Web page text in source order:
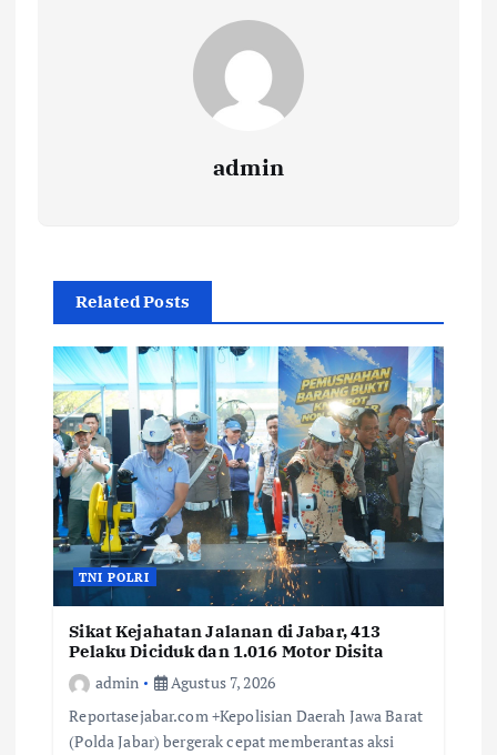
admin
Related Posts
TNI POLRI
Sikat Kejahatan Jalanan di Jabar, 413
Pelaku Diciduk dan 1.016 Motor Disita
admin
Agustus 7, 2026
Reportasejabar.com +Kepolisian Daerah Jawa Barat
(Polda Jabar) bergerak cepat memberantas aksi